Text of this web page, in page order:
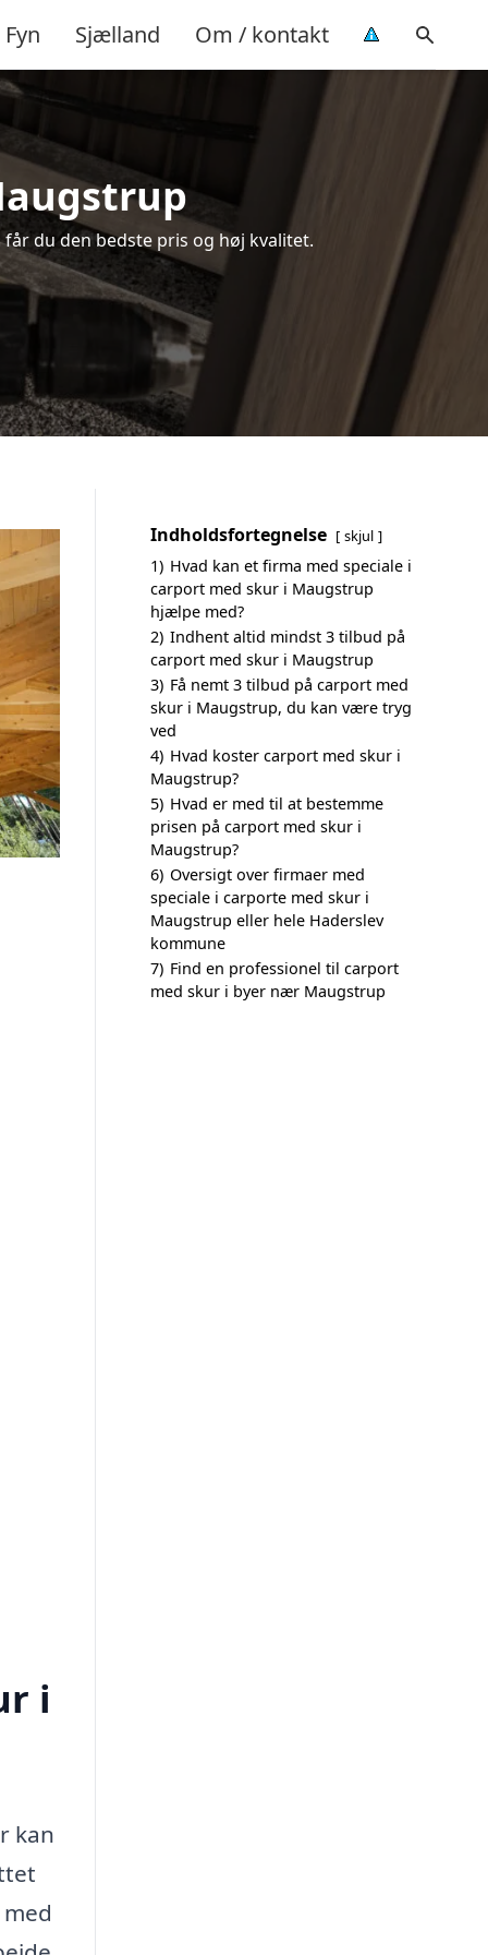
Fyn Sjælland Om / kontakt
du den bedste pris og høj kvalitet.
i
kan
Indholdsfortegnelse skjul
1) Hvad kan et firma med speciale i
carport med skur i Maugstrup
hjælpe med?
2) Indhent altid mindst 3 tilbud på
carport med skur i Maugstrup
3) Få nemt 3 tilbud på carport med
skur i Maugstrup, du kan være tryg
ved
4) Hvad koster carport med skur i
Maugstrup?
5) Hvad er med til at bestemme
prisen på carport med skur i
Maugstrup?
6) Oversigt over firmaer med
speciale i carporte med skur i
Maugstrup eller hele Haderslev
kommune
7) Find en professionel til carport
med skur i byer nær Maugstrup